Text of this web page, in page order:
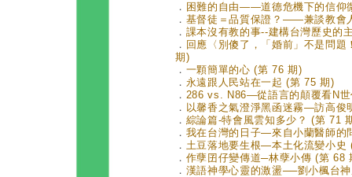
． 困難的自由——道德危機下的信仰
． 基督徒＝品質保證？——兼談教會
． 課本沒有教的事--建構台灣歷史的
． 回應〈別傻了，「婚前」不是問
期)
． 一顆簡單的心 (第 76 期)
． 永遠跟人民站在一起 (第 75 期)
． 286 vs. N86—從語言的顛覆看N
． 以馨香之氣澄淨黑函迷霧—訪高俊
． 綜論篇-特會風雲知多少？ (第 71
． 我在台灣的日子—來自小蘭醫師的
． 土豆落地要生根—本土化流變小史
． 作孽囝仔變傳道─林孽小傳 (第 68
． 漢語神學心靈的激盪──劉小楓台